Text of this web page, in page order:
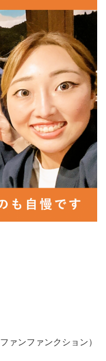
ンファンクション）